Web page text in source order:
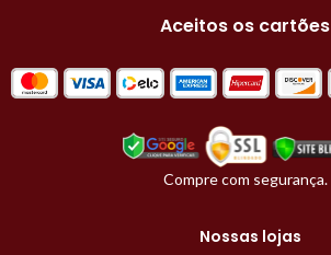
Aceitos os cartões
Compre com segurança.
Nossas lojas